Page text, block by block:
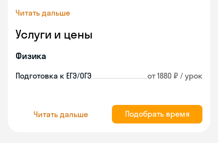
Читать дальше
Услуги и цены
Физика
Подготовка к ЕГЭ/ОГЭ от 1880 ₽ / урок
Читать дальше Подобрать время